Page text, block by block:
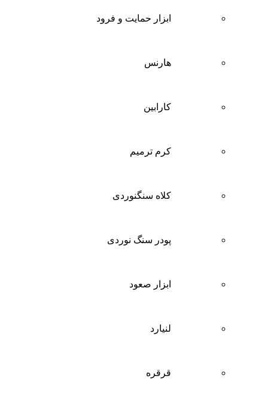
ابزار حمایت و فرود
هارنس
کارابین
کرم ترمیم
کلاه سنگنوردی
پودر سنگ نوردی
ابزار صعود
لنیارد
قرقره